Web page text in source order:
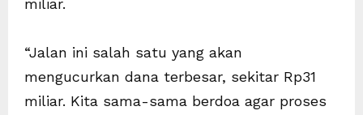
“Jalan ini salah satu yang akan
mengucurkan dana terbesar, sekitar Rp31
miliar. Kita sama-sama berdoa agar proses